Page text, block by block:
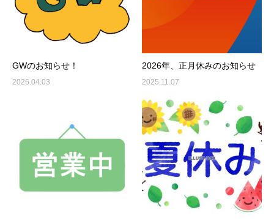
GWのお知らせ！
2026.04.03
2026年、正月休みのお知らせ
2025.11.07